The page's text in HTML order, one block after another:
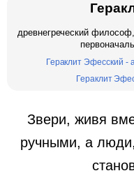
древнегреческий
Гераклит Эфесский
Гераклит
Звери, живя
ручными, а